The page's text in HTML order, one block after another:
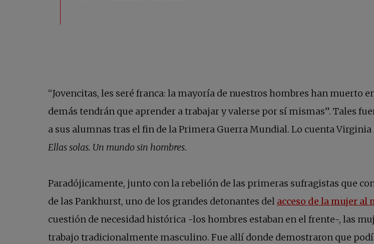
“Jovencitas, les seré franca: la mayoría de nuestros hombres han muerto
demás tendrán que aprender a trabajar y valerse por sí mismas”. Tales
a sus alumnas tras el fin de la Primera Guerra Mundial. Lo cuenta
Ellas solas. Un mundo sin hombres.
Paradójicamente, junto con la rebelión de las primeras sufragistas que
de las Pankhurst, uno de los grandes detonantes del acceso de la mujer al
cuestión de necesidad histórica -los hombres estaban en el frente-, las
trabajo tradicionalmente masculino. Fue allí donde demostraron que